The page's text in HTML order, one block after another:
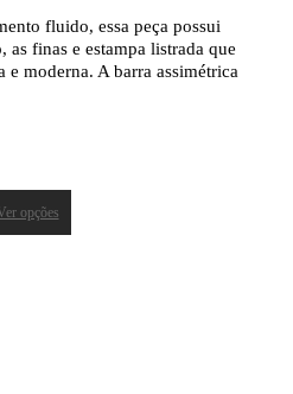
fluido, essa peça possui
finas e estampa listrada que
moderna. A barra assimétrica
opções